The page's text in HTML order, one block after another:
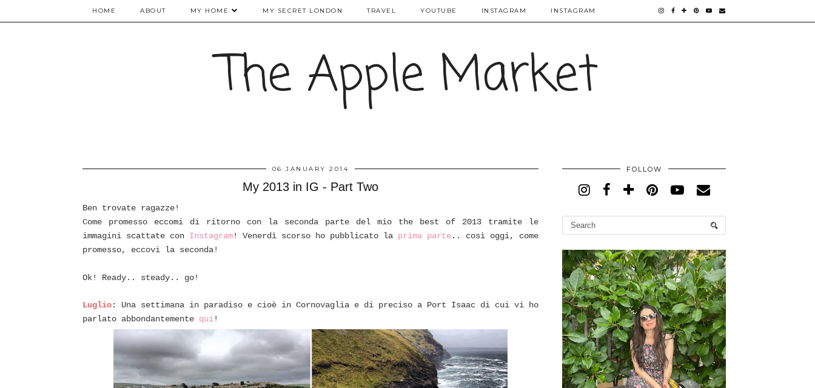
HOME ABOUT MY HOME MY SECRET LONDON TRAVEL YOUTUBE INSTAGRAM INSTAGRAM
The Apple Market
06 JANUARY 2014
My 2013 in IG - Part Two
Ben trovate ragazze!
Come promesso eccomi di ritorno con la seconda parte del mio the best of 2013 tramite le
immagini scattate con Instagram! Venerdì scorso ho pubblicato la prima parte.. così oggi, come
promesso, eccovi la seconda!
Ok! Ready.. steady.. go!
Luglio: Una settimana in paradiso e cioè in Cornovaglia e di preciso a Port Isaac di cui vi ho
parlato abbondantemente qui!
FOLLOW